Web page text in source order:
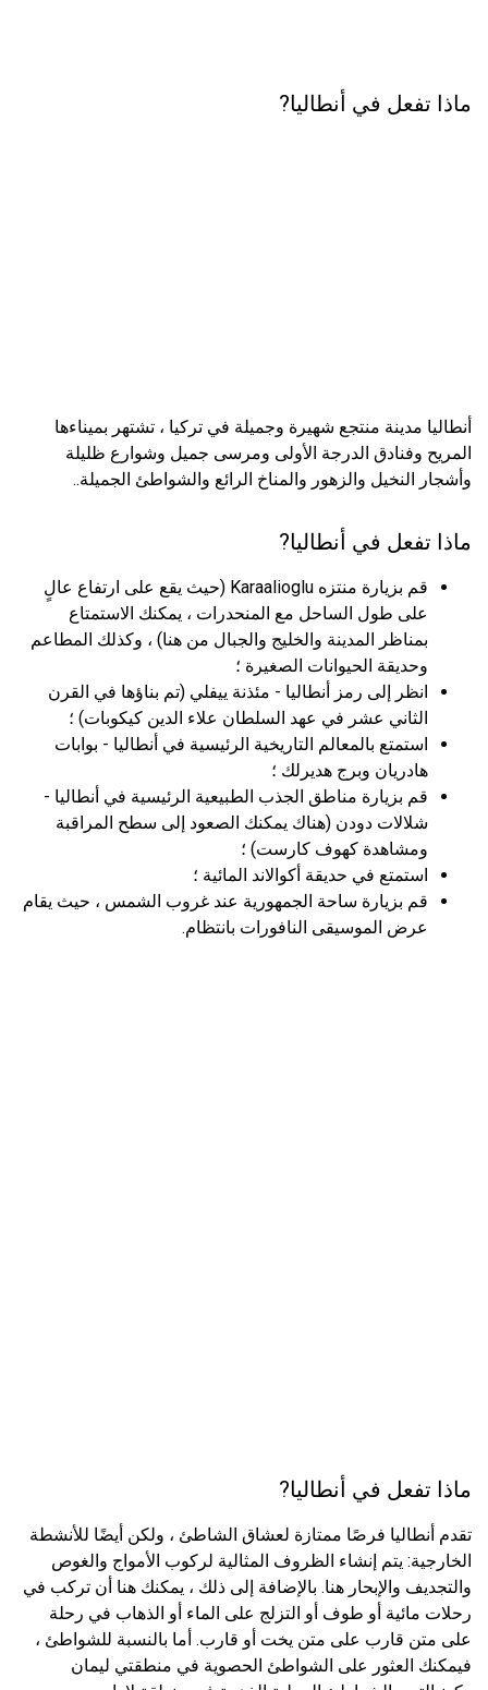
ماذا تفعل في أنطاليا?
أنطاليا مدينة منتجع شهيرة وجميلة في تركيا ، تشتهر بميناءها
المريح وفنادق الدرجة الأولى ومرسى جميل وشوارع ظليلة
وأشجار النخيل والزهور والمناخ الرائع والشواطئ الجميلة..
ماذا تفعل في أنطاليا?
قم بزيارة منتزه Karaalioglu (حيث يقع على ارتفاع عالٍ
على طول الساحل مع المنحدرات ، يمكنك الاستمتاع
بمناظر المدينة والخليج والجبال من هنا) ، وكذلك المطاعم
وحديقة الحيوانات الصغيرة ؛
انظر إلى رمز أنطاليا - مئذنة ييفلي (تم بناؤها في القرن
الثاني عشر في عهد السلطان علاء الدين كيكوبات) ؛
استمتع بالمعالم التاريخية الرئيسية في أنطاليا - بوابات
هادريان وبرج هديرلك ؛
قم بزيارة مناطق الجذب الطبيعية الرئيسية في أنطاليا -
شلالات دودن (هناك يمكنك الصعود إلى سطح المراقبة
ومشاهدة كهوف كارست) ؛
استمتع في حديقة أكوالاند المائية ؛
قم بزيارة ساحة الجمهورية عند غروب الشمس ، حيث يقام
عرض الموسيقى النافورات بانتظام.
ماذا تفعل في أنطاليا?
تقدم أنطاليا فرصًا ممتازة لعشاق الشاطئ ، ولكن أيضًا للأنشطة
الخارجية: يتم إنشاء الظروف المثالية لركوب الأمواج والغوص
والتجديف والإبحار هنا. بالإضافة إلى ذلك ، يمكنك هنا أن تركب في
رحلات مائية أو طوف أو التزلج على الماء أو الذهاب في رحلة
على متن قارب على متن يخت أو قارب. أما بالنسبة للشواطئ ،
فيمكنك العثور على الشواطئ الحصوية في منطقتي ليمان